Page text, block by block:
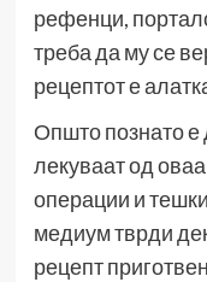
рефенци,
треба да му се
рецептот е
Општо познато е
лекуваат од
операции и
медиум тврди
рецепт